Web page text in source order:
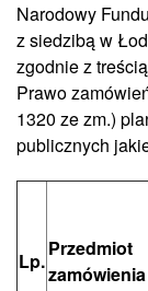
Narodowy
z siedzibą w
zgodnie z
Prawo
1320 ze zm.)
publicznych
Lp.
Przedmiot
zamówienia